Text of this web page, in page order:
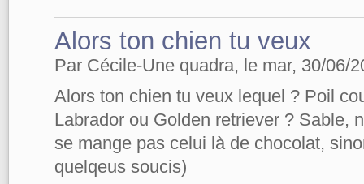
Alors ton chien tu veux
Par Cécile-Une quadra, le mar, 30/06/
Alors ton chien tu veux lequel ? Poil
Labrador ou Golden retriever ? Sable,
se mange pas celui là de chocolat,
quelqeus soucis)